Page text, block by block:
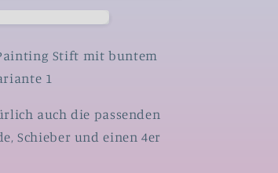
Stift mit buntem
1
auch die passenden
Schieber und einen 4er